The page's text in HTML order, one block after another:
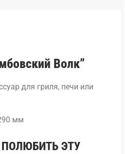
Волк”
для гриля, печи или
мм
ЭТУ